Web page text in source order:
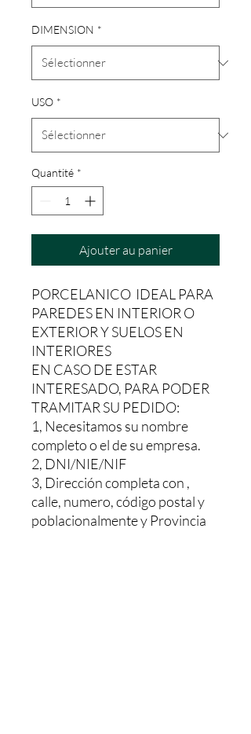
DIMENSION *
USO *
Quantité *
Ajouter au panier
PORCELANICO IDEAL PARA
PAREDES EN INTERIOR O
EXTERIOR Y SUELOS EN
INTERIORES
EN CASO DE ESTAR
INTERESADO, PARA PODER
TRAMITAR SU PEDIDO:
1, Necesitamos su nombre
completo o el de su empresa.
2, DNI/NIE/NIF
3, Dirección completa con ,
calle, numero, código postal y
poblacionalmente y Provincia